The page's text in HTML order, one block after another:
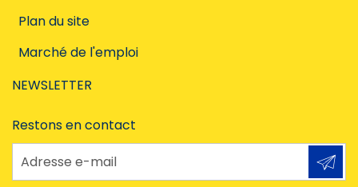
Plan du site
Marché de l'emploi
NEWSLETTER
Restons en contact
Adresse e-mail